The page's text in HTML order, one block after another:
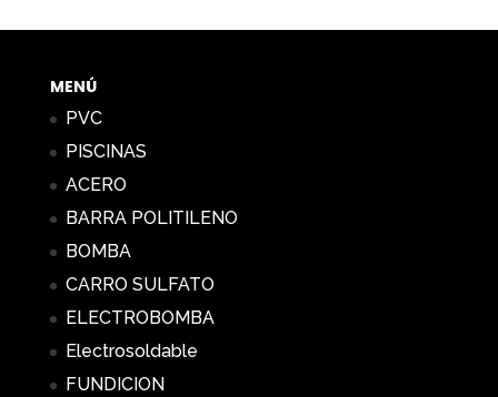
MENÚ
PVC
PISCINAS
ACERO
BARRA POLITILENO
BOMBA
CARRO SULFATO
ELECTROBOMBA
Electrosoldable
FUNDICION